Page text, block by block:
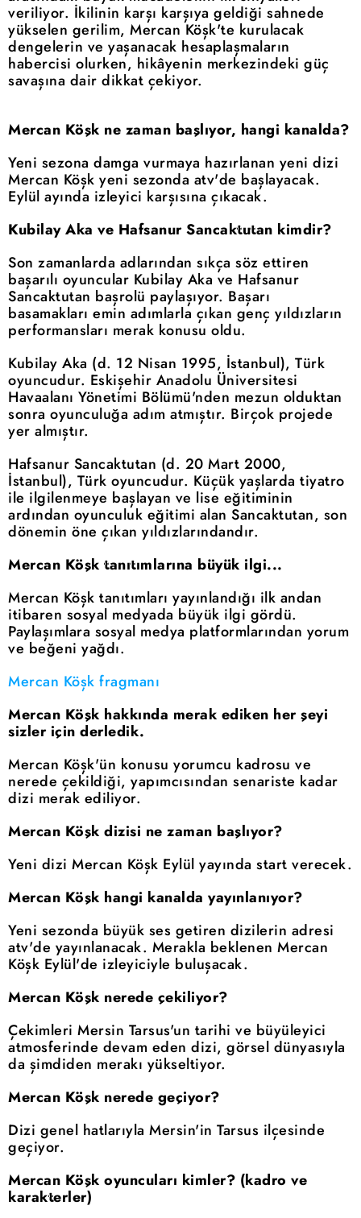
veriliyor. İkilinin karşı karşıya geldiği sahnede
yükselen gerilim, Mercan Köşk'te kurulacak
dengelerin ve yaşanacak hesaplaşmaların
habercisi olurken, hikâyenin merkezindeki güç
savaşına dair dikkat çekiyor.
Mercan Köşk ne zaman başlıyor, hangi kanalda?
Yeni sezona damga vurmaya hazırlanan yeni dizi
Mercan Köşk yeni sezonda atv'de başlayacak.
Eylül ayında izleyici karşısına çıkacak.
Kubilay Aka ve Hafsanur Sancaktutan kimdir?
Son zamanlarda adlarından sıkça söz ettiren
başarılı oyuncular Kubilay Aka ve Hafsanur
Sancaktutan başrolü paylaşıyor. Başarı
basamakları emin adımlarla çıkan genç yıldızların
performansları merak konusu oldu.
Kubilay Aka (d. 12 Nisan 1995, İstanbul), Türk
oyuncudur. Eskişehir Anadolu Üniversitesi
Havaalanı Yönetimi Bölümü'nden mezun olduktan
sonra oyunculuğa adım atmıştır. Birçok projede
yer almıştır.
Hafsanur Sancaktutan (d. 20 Mart 2000,
İstanbul), Türk oyuncudur. Küçük yaşlarda tiyatro
ile ilgilenmeye başlayan ve lise eğitiminin
ardından oyunculuk eğitimi alan Sancaktutan, son
dönemin öne çıkan yıldızlarındandır.
Mercan Köşk tanıtımlarına büyük ilgi...
Mercan Köşk tanıtımları yayınlandığı ilk andan
itibaren sosyal medyada büyük ilgi gördü.
Paylaşımlara sosyal medya platformlarından yorum
ve beğeni yağdı.
Mercan Köşk fragmanı
Mercan Köşk hakkında merak ediken her şeyi
sizler için derledik.
Mercan Köşk'ün konusu yorumcu kadrosu ve
nerede çekildiği, yapımcısından senariste kadar
dizi merak ediliyor.
Mercan Köşk dizisi ne zaman başlıyor?
Yeni dizi Mercan Köşk Eylül yayında start verecek.
Mercan Köşk hangi kanalda yayınlanıyor?
Yeni sezonda büyük ses getiren dizilerin adresi
atv'de yayınlanacak. Merakla beklenen Mercan
Köşk Eylül'de izleyiciyle buluşacak.
Mercan Köşk nerede çekiliyor?
Çekimleri Mersin Tarsus'un tarihi ve büyüleyici
atmosferinde devam eden dizi, görsel dünyasıyla
da şimdiden merakı yükseltiyor.
Mercan Köşk nerede geçiyor?
Dizi genel hatlarıyla Mersin'in Tarsus ilçesinde
geçiyor.
Mercan Köşk oyuncuları kimler? (kadro ve
karakterler)